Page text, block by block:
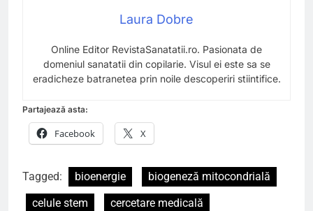
Laura Dobre
Online Editor RevistaSanatatii.ro. Pasionata de
domeniul sanatatii din copilarie. Visul ei este sa se
eradicheze batranetea prin noile descoperiri stiintifice.
Partajează asta:
Facebook X
Tagged: bioenergie
biogeneză mitocondrială
celule stem
cercetare medicală